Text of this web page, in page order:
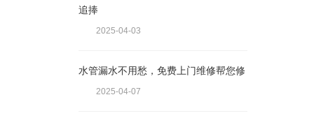
追捧
2025-04-03
水管漏水不用愁，免费上门维修帮您修
2025-04-07